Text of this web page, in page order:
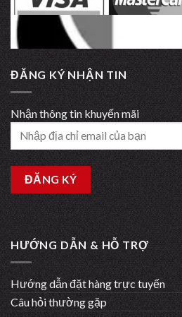
ĐĂNG KÝ NHẬN TIN
Nhận thông tin khuyến mãi
HƯỚNG DẪN & HỖ TRỢ
Hướng dẫn đặt hàng trực tuyến
Câu hỏi thường gặp